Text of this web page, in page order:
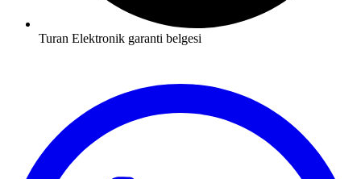
Turan Elektronik garanti belgesi